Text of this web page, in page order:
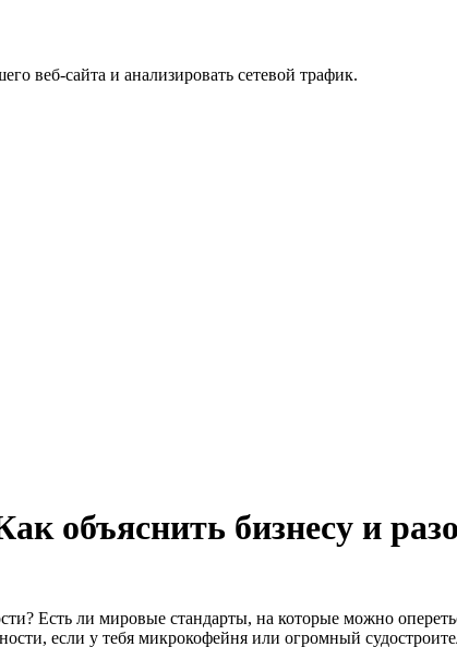
веб-сайта и анализировать сетевой трафик.
объяснить бизнесу и
Есть ли мировые стандарты, на которые можно
если у тебя микрокофейня или огромный